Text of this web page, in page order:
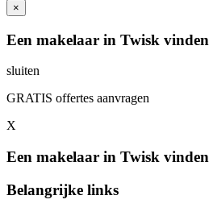
×
Een makelaar in Twisk vinden
sluiten
GRATIS offertes aanvragen
X
Een makelaar in Twisk vinden
Belangrijke links